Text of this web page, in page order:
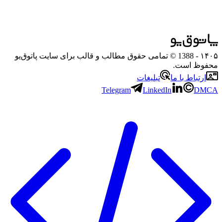
۱۴۰۵
- 1388 © تمامی حقوق مطالب و قالب برای سایت پاتوق‌یو
محفوظ است.
ارتباط با ما
تبلیغات
Telegram
LinkedIn DMCA